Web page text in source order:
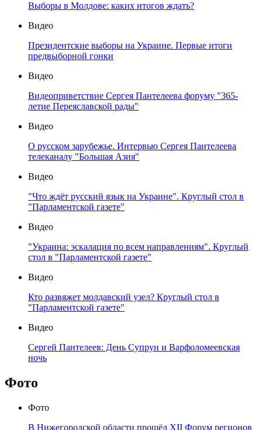
Выборы в Молдове: каких итогов ждать?
Видео
Президентские выборы на Украине. Первые итоги
предвыборной гонки
Видео
Видеоприветствие Сергея Пантелеева форуму "365-
летие Переяславской рады"
Видео
О русском зарубежье. Интервью Сергея Пантелеева
телеканалу "Большая Азия"
Видео
"Что ждёт русский язык на Украине". Круглый стол в
"Парламентской газете"
Видео
"Украина: эскалация по всем направлениям". Круглый
стол в "Парламентской газете"
Видео
Кто развяжет молдавский узел? Круглый стол в
"Парламентской газете"
Видео
Сергей Пантелеев: День Супрун и Варфоломеевская
ночь
Фото
Фото
В Нижегородской области прошёл XII Форум регионов